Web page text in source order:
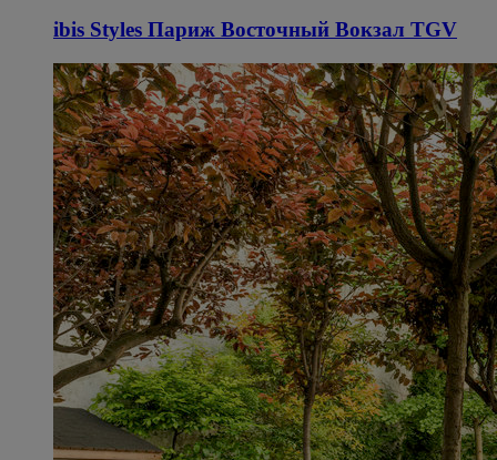
ibis Styles Париж Восточный Вокзал TGV